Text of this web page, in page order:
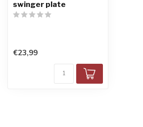
swinger plate
€23,99